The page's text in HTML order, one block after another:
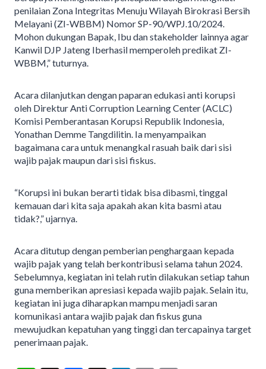
penilaian Zona Integritas Menuju Wilayah Birokrasi Bersih
Melayani (ZI-WBBM) Nomor SP-90/WPJ.10/2024.
Mohon dukungan Bapak, Ibu dan stakeholder lainnya agar
Kanwil DJP Jateng Iberhasil memperoleh predikat ZI-
WBBM,” tuturnya.
Acara dilanjutkan dengan paparan edukasi anti korupsi
oleh Direktur Anti Corruption Learning Center (ACLC)
Komisi Pemberantasan Korupsi Republik Indonesia,
Yonathan Demme Tangdilitin. Ia menyampaikan
bagaimana cara untuk menangkal rasuah baik dari sisi
wajib pajak maupun dari sisi fiskus.
“Korupsi ini bukan berarti tidak bisa dibasmi, tinggal
kemauan dari kita saja apakah akan kita basmi atau
tidak?,” ujarnya.
Acara ditutup dengan pemberian penghargaan kepada
wajib pajak yang telah berkontribusi selama tahun 2024.
Sebelumnya, kegiatan ini telah rutin dilakukan setiap tahun
guna memberikan apresiasi kepada wajib pajak. Selain itu,
kegiatan ini juga diharapkan mampu menjadi saran
komunikasi antara wajib pajak dan fiskus guna
mewujudkan kepatuhan yang tinggi dan tercapainya target
penerimaan pajak.